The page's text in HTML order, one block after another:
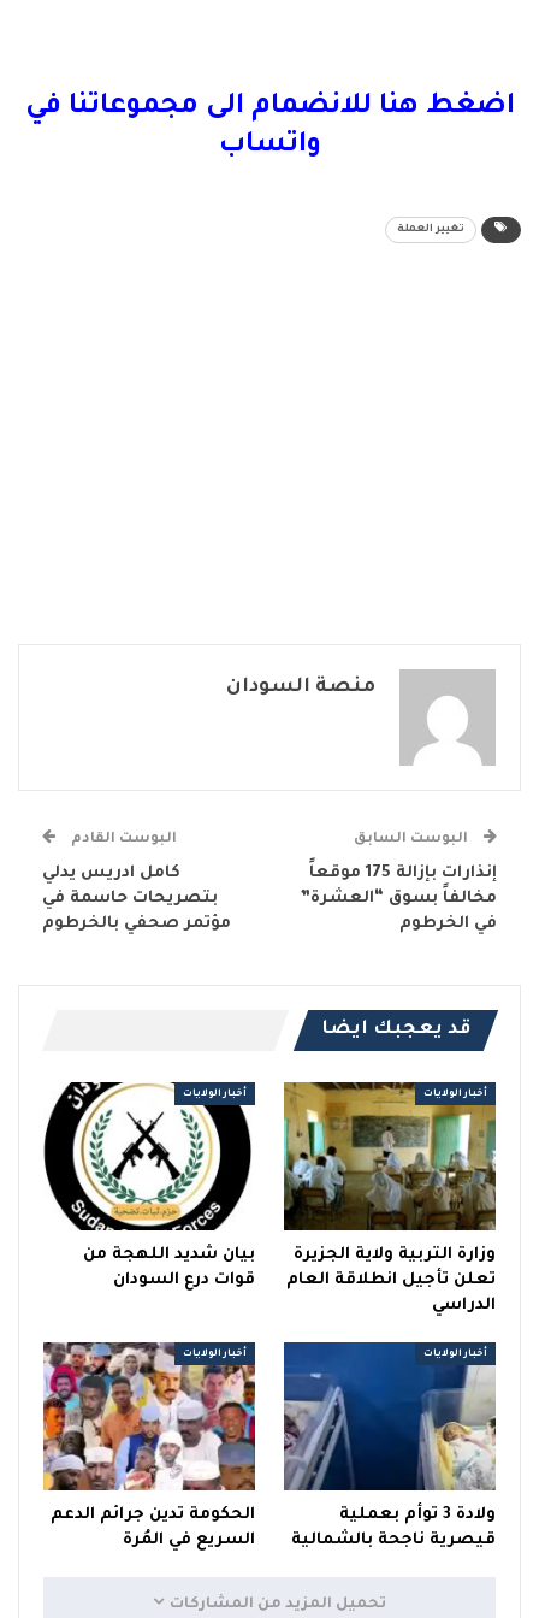
اضغط هنا للانضمام الى مجموعاتنا في
واتساب
تغيير العملة
منصة السودان
البوست السابق
إنذارات بإزالة 175 موقعاً
مخالفاً بسوق “العشرة”
في الخرطوم
البوست القادم
كامل ادريس يدلي
بتصريحات حاسمة في
مؤتمر صحفي بالخرطوم
قد يعجبك ايضا
أخبار الولايات
وزارة التربية ولاية الجزيرة
تعلن تأجيل انطلاقة العام
الدراسي
أخبار الولايات
بيان شديد اللهجة من
قوات درع السودان
أخبار الولايات
ولادة 3 توأم بعملية
قيصرية ناجحة بالشمالية
أخبار الولايات
الحكومة تدين جرائم الدعم
السريع في المُرة
تحميل المزيد من المشاركات